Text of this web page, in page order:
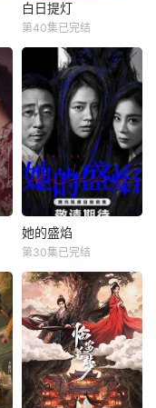
起普
白日提灯
陈飞宇
魏哲鸣
改编自黎青燃小说
《白日提灯》。
天赋卓然的鬼王
贺思慕，在休
白日提灯
第40集已完结
她的盛焰
袁姗姗
三年前，数学天才
饶雨瓷被闺蜜兼创
业合伙人白靓靓设
计构陷，因‘药物成
瘾’袭击母亲，被家
人强制送进了心康
她的盛焰
第30集已完结